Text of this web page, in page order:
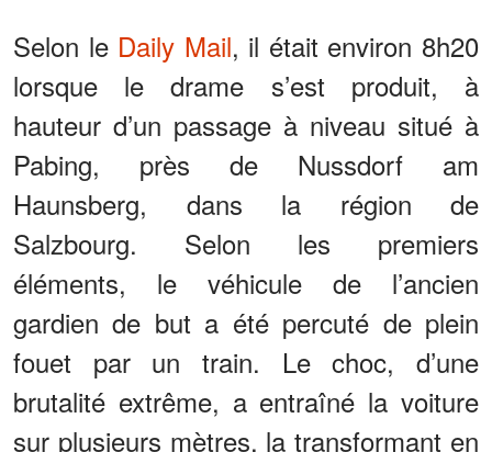
Selon le Daily Mail, il était environ 8h20
lorsque le drame s’est produit, à
hauteur d’un passage à niveau situé à
Pabing, près de Nussdorf am
Haunsberg, dans la région de
Salzbourg. Selon les premiers
éléments, le véhicule de l’ancien
gardien de but a été percuté de plein
fouet par un train. Le choc, d’une
brutalité extrême, a entraîné la voiture
sur plusieurs mètres, la transformant en